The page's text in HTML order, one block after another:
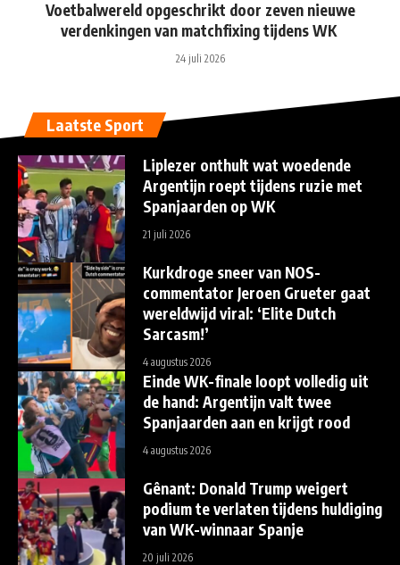
Voetbalwereld opgeschrikt door zeven nieuwe
verdenkingen van matchfixing tijdens WK
24 juli 2026
Laatste Sport
Liplezer onthult wat woedende
Argentijn roept tijdens ruzie met
Spanjaarden op WK
21 juli 2026
Kurkdroge sneer van NOS-
commentator Jeroen Grueter gaat
wereldwijd viral: ‘Elite Dutch
Sarcasm!’
4 augustus 2026
Einde WK-finale loopt volledig uit
de hand: Argentijn valt twee
Spanjaarden aan en krijgt rood
4 augustus 2026
Gênant: Donald Trump weigert
podium te verlaten tijdens huldiging
van WK-winnaar Spanje
20 juli 2026